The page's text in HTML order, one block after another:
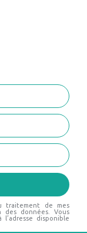
traitement de mes
données. Vous
disponible